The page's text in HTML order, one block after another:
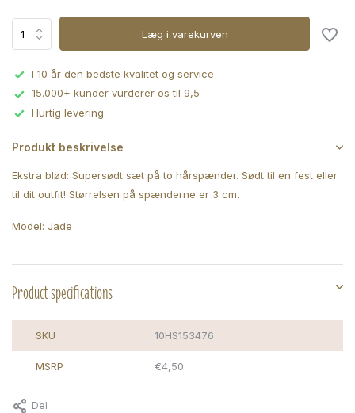
Læg i varekurven
I 10 år den bedste kvalitet og service
15.000+ kunder vurderer os til 9,5
Hurtig levering
Produkt beskrivelse
Ekstra blød: Supersødt sæt på to hårspænder. Sødt til en fest eller
til dit outfit! Størrelsen på spænderne er 3 cm.
Model: Jade
Product specifications
SKU 10HS153476
MSRP €4,50
Del